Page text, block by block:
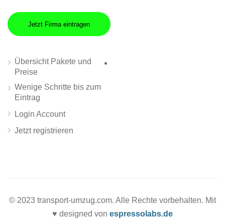
Jetzt Firma eintragen
Übersicht Pakete und
Preise
Wenige Schritte bis zum
Eintrag
Login Account
Jetzt registrieren
© 2023 transport-umzug.com. Alle Rechte vorbehalten. Mit
♥ designed von espressolabs.de